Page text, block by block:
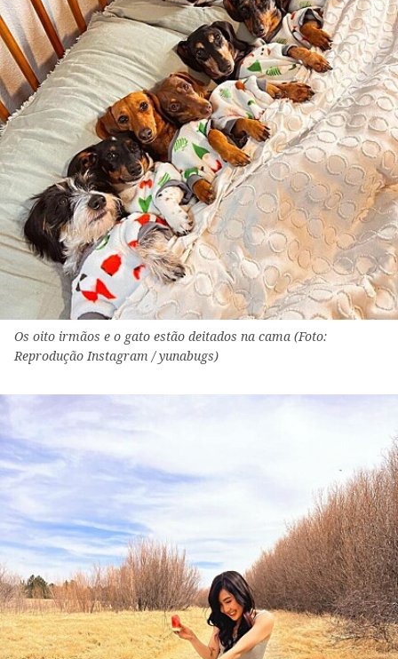
Os oito irmãos e o gato estão deitados na cama (Foto:
Reprodução Instagram / yunabugs)